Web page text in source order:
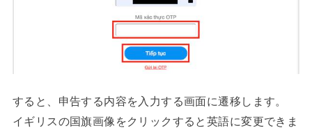
すると、申告する内容を入力する画面に遷移します。
イギリスの国旗画像をクリックすると英語に変更できま